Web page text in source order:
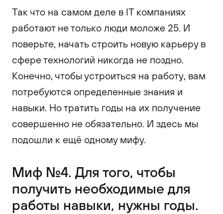
Так что на самом деле в IT компаниях
работают не только люди моложе 25. И
поверьте, начать строить новую карьеру в
сфере технологий никогда не поздно.
Конечно, чтобы устроиться на работу, вам
потребуются определенные знания и
навыки. Но тратить годы на их получение
совершенно не обязательно. И здесь мы
подошли к ещё одному мифу.
Миф №4. Для того, чтобы
получить необходимые для
работы навыки, нужны годы.